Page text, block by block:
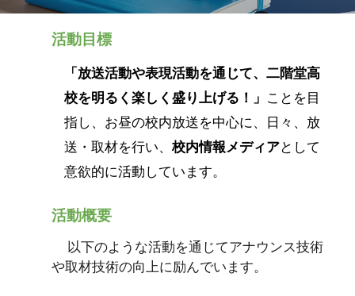
活動目標
「放送活動や表現活動を通じて、二階堂高
校を明るく楽しく盛り上げる！」 ことを目
指し、お昼の校内放送を中心に、日々、放
送・取材を行い、校内情報メディアとして
意欲的に活動しています。
活動概要
以下のような活動を通じてアナウンス技術
や取材技術の向上に励んでいます。